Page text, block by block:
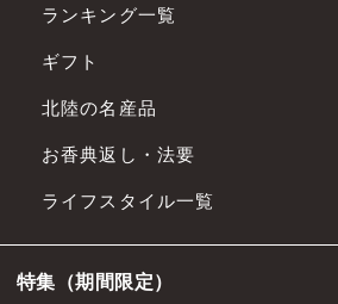
ランキング一覧
ギフト
北陸の名産品
お香典返し・法要
ライフスタイル一覧
特集（期間限定）